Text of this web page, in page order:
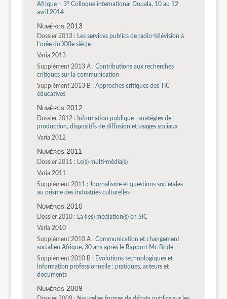
Afrique – 3° Colloque international Douala, 10 au 12
avril 2014
Numéros 2013
Dossier 2013 : Les services publics de radio-télévision à
l’orée du XXIe siècle
Varia 2013
Supplément 2013 A : Contributions aux recherches
critiques sur la communication
Supplément 2013 B : Approches critiques des TIC
éducatives
Numéros 2012
Dossier 2012 : Information publique : stratégies de
production, dispositifs de diffusion et usages sociaux
Varia 2012
Numéros 2011
Dossier 2011 : Le(s) multi-média(s)
Varia 2011
Supplément 2011 : Journalisme et questions sociétales
au prisme des industries culturelles
Numéros 2010
Dossier 2010 : La (les) médiation(s) en SIC
Varia 2010
Supplément 2010 A : Communication et changement
social en Afrique, 30 ans après le Rapport Mc Bride
Supplément 2010 B : Evolutions technologiques et
information professionnelle : pratiques, acteurs et
documents
Numéros 2009